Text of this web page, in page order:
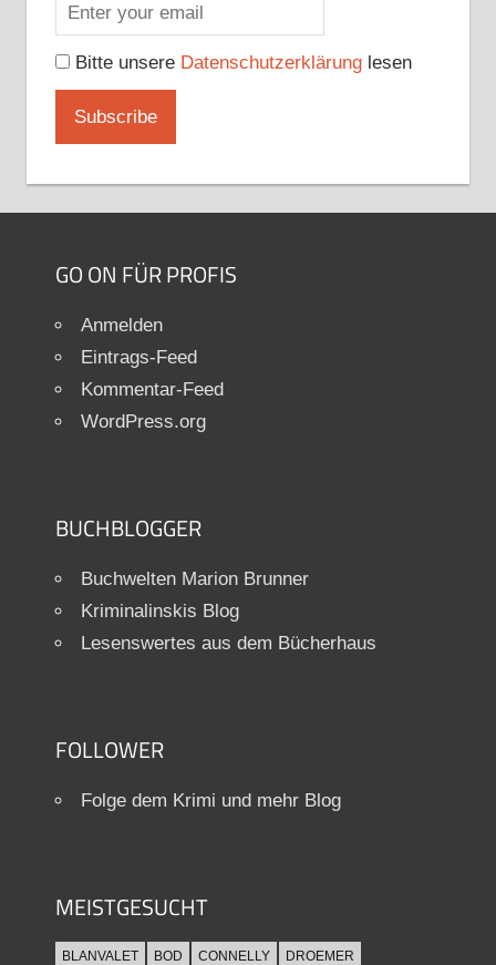
Bitte unsere Datenschutzerklärunglesen
GO ON FÜR PROFIS
Anmelden
Eintrags-Feed
Kommentar-Feed
WordPress.org
BUCHBLOGGER
Buchwelten Marion Brunner
Kriminalinskis Blog
Lesenswertes aus dem Bücherhaus
FOLLOWER
Folge dem Krimi und mehr Blog
MEISTGESUCHT
BLANVALET BOD CONNELLY
DROEMER